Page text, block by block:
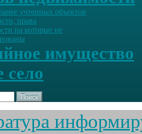
учтенных объектов
права
на которые не
имущество
село
Поиск